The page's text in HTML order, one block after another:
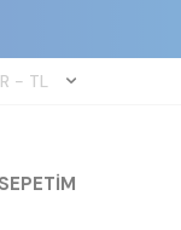
− TL
SEPETIM